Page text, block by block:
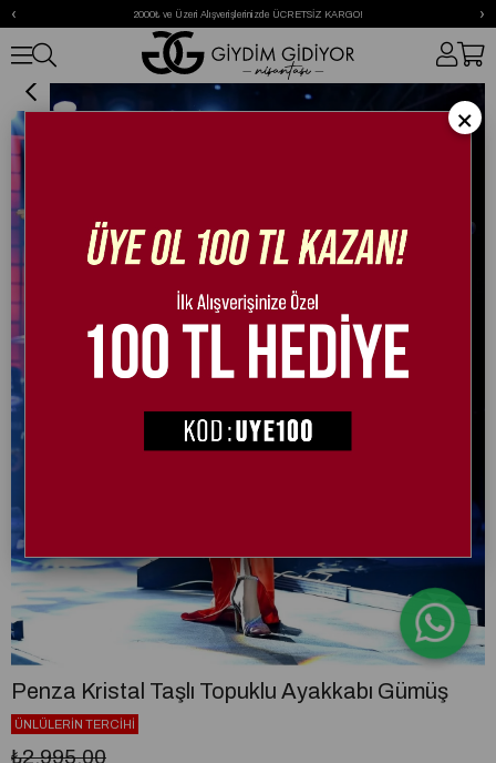
2000₺ ve Üzeri Alışverişlerinizde ÜCRETSİZ KARGO!
‹ ›
Penza Kristal Taşlı Topuklu Ayakkabı Gümüş
Penza Kristal Taşlı Topuklu Ayakkabı Gümüş
ÜNLÜLERİN TERCİHİ
₺2.995,00
×